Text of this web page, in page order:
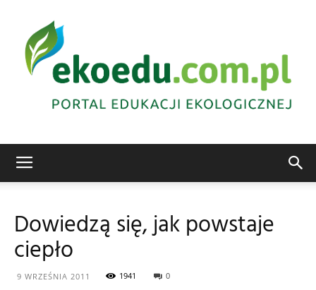
ekologiczna
Dowiedzą się, jak powstaje
ciepło
9 WRZEŚNIA 2011 1941 0